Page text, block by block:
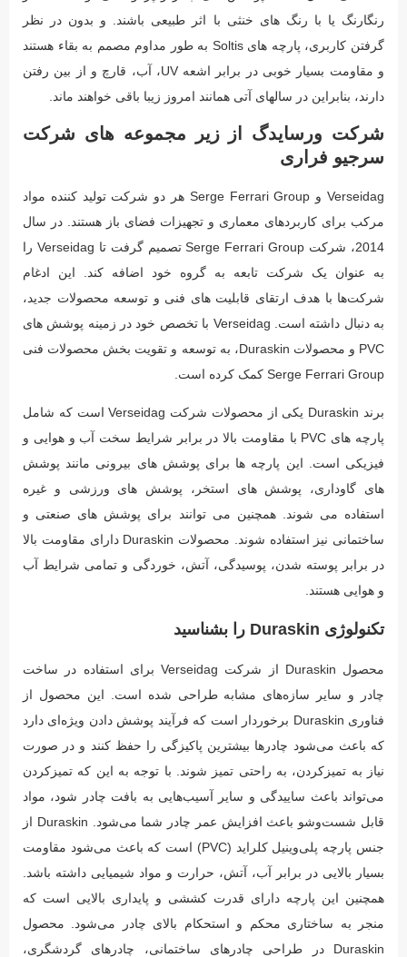
رنگارنگ یا با رنگ های خنثی با اثر طبیعی باشند. و بدون در نظر
گرفتن کاربری، پارچه های Soltis به طور مداوم مصمم به بقاء هستند
و مقاومت بسیار خوبی در برابر اشعه UV، آب، قارچ و از بین رفتن
دارند، بنابراین در سالهای آتی همانند امروز زیبا باقی خواهند ماند.
شرکت ورسایدگ از زیر مجموعه های شرکت
سرجیو فراری
Verseidag و Serge Ferrari Group هر دو شرکت تولید کننده مواد
مرکب برای کاربردهای معماری و تجهیزات فضای باز هستند. در سال
2014، شرکت Serge Ferrari Group تصمیم گرفت تا Verseidag را
به عنوان یک شرکت تابعه به گروه خود اضافه کند. این ادغام
شرکت‌ها با هدف ارتقای قابلیت های فنی و توسعه محصولات جدید،
به دنبال داشته است. Verseidag با تخصص خود در زمینه پوشش های
PVC و محصولات Duraskin، به توسعه و تقویت بخش محصولات فنی
Serge Ferrari Group کمک کرده است.
برند Duraskin یکی از محصولات شرکت Verseidag است که شامل
پارچه های PVC با مقاومت بالا در برابر شرایط سخت آب و هوایی و
فیزیکی است. این پارچه ها برای پوشش های بیرونی مانند پوشش
های گاوداری، پوشش های استخر، پوشش های ورزشی و غیره
استفاده می شوند. همچنین می توانند برای پوشش های صنعتی و
ساختمانی نیز استفاده شوند. محصولات Duraskin دارای مقاومت بالا
در برابر پوسته شدن، پوسیدگی، آتش، خوردگی و تمامی شرایط آب
و هوایی هستند.
تکنولوژی Duraskin را بشناسید
محصول Duraskin از شرکت Verseidag برای استفاده در ساخت
چادر و سایر سازه‌های مشابه طراحی شده است. این محصول از
فناوری Duraskin برخوردار است که فرآیند پوشش دادن ویژه‌ای دارد
که باعث می‌شود چادرها بیشترین پاکیزگی را حفظ کنند و در صورت
نیاز به تمیزکردن، به راحتی تمیز شوند. با توجه به این که تمیزکردن
می‌تواند باعث ساییدگی و سایر آسیب‌هایی به بافت چادر شود، مواد
قابل شست‌وشو باعث افزایش عمر چادر شما می‌شود. Duraskin از
جنس پارچه پلی‌وینیل کلراید (PVC) است که باعث می‌شود مقاومت
بسیار بالایی در برابر آب، آتش، حرارت و مواد شیمیایی داشته باشد.
همچنین این پارچه دارای قدرت کششی و پایداری بالایی است که
منجر به ساختاری محکم و استحکام بالای چادر می‌شود. محصول
Duraskin در طراحی چادرهای ساختمانی، چادرهای گردشگری،